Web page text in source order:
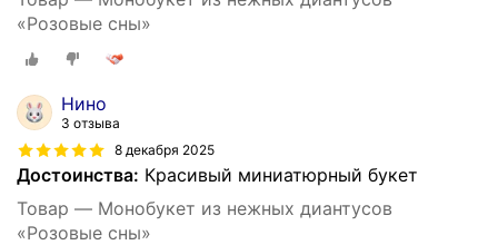
«Розовые сны»
Нино
3 отзыва
8 декабря 2025
Достоинства: Красивый миниатюрный букет
Товар — Монобукет из нежных диантусов
«Розовые сны»